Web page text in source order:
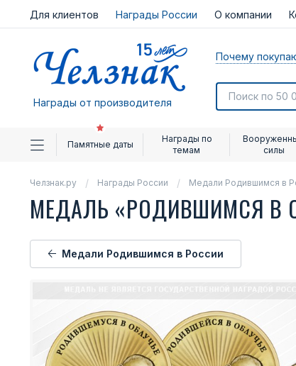
Для клиентов Награды России О компании
Награды от производителя
Почему
Памятные даты
Награды по
темам
силы
Челзнак.ру Награды России Медали Родившимся в
МЕДАЛЬ «РОДИВШИМСЯ В
Медали Родившимся в России